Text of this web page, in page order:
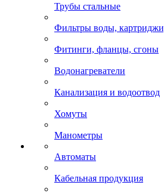
Трубы стальные
Фильтры воды,
Фитинги, фланцы, сгоны
Водонагреватели
Канализация и водоотвод
Хомуты
Манометры
Автоматы
Кабельная продукция